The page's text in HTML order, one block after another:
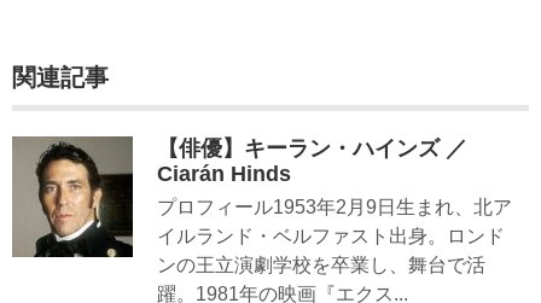
関連記事
【俳優】キーラン・ハインズ ／
Ciarán Hinds
プロフィール1953年2月9日生まれ、北ア
イルランド・ベルファスト出身。ロンド
ンの王立演劇学校を卒業し、舞台で活
躍。1981年の映画『エクス...